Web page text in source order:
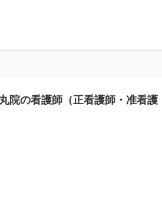
院の看護師（正看護師・准看護